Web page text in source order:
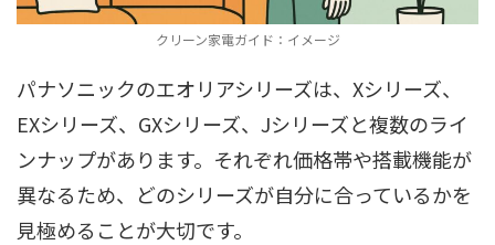
クリーン家電ガイド：イメージ
パナソニックのエオリアシリーズは、Xシリーズ、
EXシリーズ、GXシリーズ、Jシリーズと複数のライ
ンナップがあります。それぞれ価格帯や搭載機能が
異なるため、どのシリーズが自分に合っているかを
見極めることが大切です。